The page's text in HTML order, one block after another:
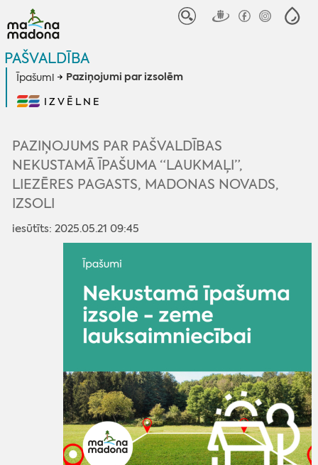
PAŠVALDĪBA
Īpašumi Paziņojumi par izsolēm
IZVĒLNE
PAZIŅOJUMS PAR PAŠVALDĪBAS
NEKUSTAMĀ ĪPAŠUMA “LAUKMAĻI”,
LIEZĒRES PAGASTS, MADONAS NOVADS,
IZSOLI
iesūtīts: 2025.05.21 09:45